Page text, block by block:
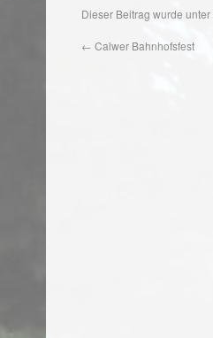
Dieser Beitrag wurde unter
← Calwer Bahnhofsfest